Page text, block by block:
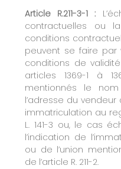
Article R.211-3-1 :
contractuelles ou
conditions
peuvent se faire par
conditions de
articles 1369-1 à
mentionnés le
l’adresse du vendeur
immatriculation au
L. 141-3 ou, le cas
l’indication de
ou de l’union
de l’article R. 211-2.